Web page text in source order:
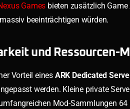
Games bieten zusätzlich
beeinträchtigen würden.
und Ressourcen-
Vorteil eines ARK Dedicated
werden. Kleine private
Mod-Sammlungen